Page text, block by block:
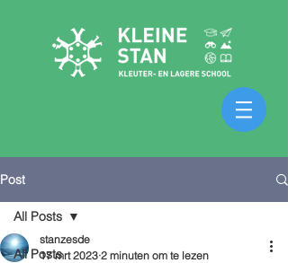
Post
All Posts
All Posts
stanzesde
17 mrt 2023 2 minuten om te lezen